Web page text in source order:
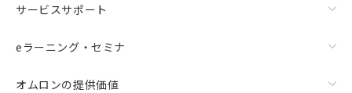
サービスサポート
eラーニング・セミナ
オムロンの提供価値